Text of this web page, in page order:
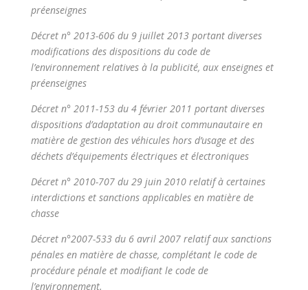
préenseignes
Décret n° 2013-606 du 9 juillet 2013 portant diverses
modifications des dispositions du code de
l’environnement relatives à la publicité, aux enseignes et
préenseignes
Décret n° 2011-153 du 4 février 2011 portant diverses
dispositions d’adaptation au droit communautaire en
matière de gestion des véhicules hors d’usage et des
déchets d’équipements électriques et électroniques
Décret n° 2010-707 du 29 juin 2010 relatif à certaines
interdictions et sanctions applicables en matière de
chasse
Décret n°2007-533 du 6 avril 2007 relatif aux sanctions
pénales en matière de chasse, complétant le code de
procédure pénale et modifiant le code de
l’environnement.